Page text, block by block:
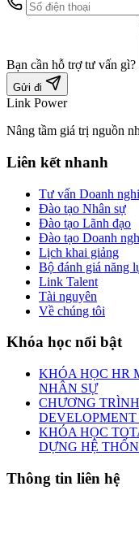
Bạn cần hỗ trợ tư vấn gì?
Gửi đi
Link Power
Nâng tầm giá trị nguồn
Liên kết nhanh
Tư vấn Doanh
Đào tạo Nhân sự
Đào tạo Lãnh đạo
Đào tạo Doanh
Lịch khai giảng
Bộ đánh giá năng
Link Talent
Tài nguyên
Về chúng tôi
Khóa học nổi bật
KHÓA HỌC HR
NHÂN SỰ
CHƯƠNG
KHÓA HỌC
DỰNG HỆ
Thông tin liên hệ